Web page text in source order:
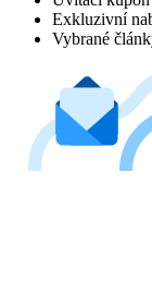
Exkluzivní
Vybrané